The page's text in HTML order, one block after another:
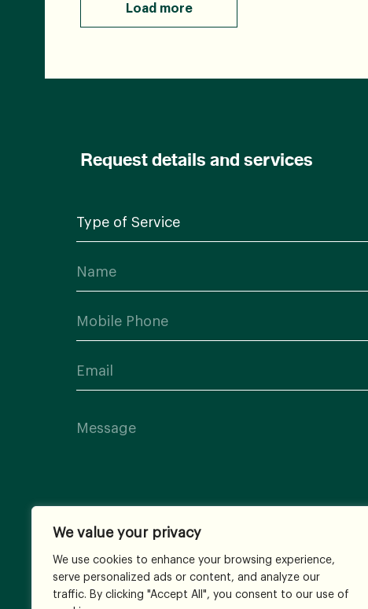
We value your privacy
We use cookies to enhance your browsing experience,
serve personalized ads or content, and analyze our
traffic. By clicking "Accept All", you consent to our use of
Load more
Request details and services